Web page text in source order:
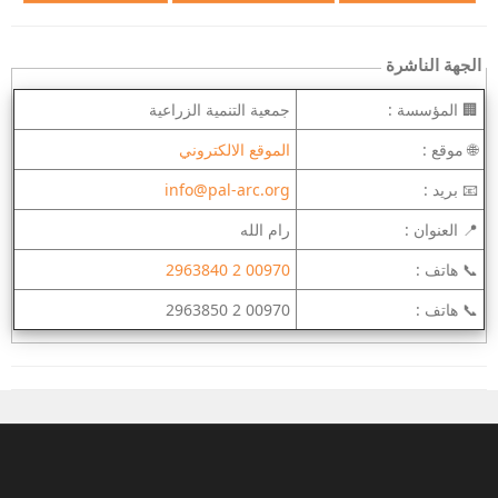
الجهة الناشرة
🏢 المؤسسة :
جمعية التنمية الزراعية
🌐 موقع :
الموقع الالكتروني
📧 بريد :
info@pal-arc.org
📍 العنوان :
رام الله
📞 هاتف :
00970 2 2963840
📞 هاتف :
00970 2 2963850